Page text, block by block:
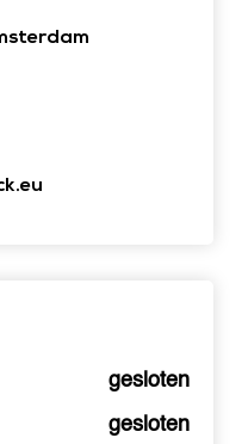
gesloten
gesloten